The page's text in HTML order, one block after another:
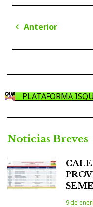
Navegación
entradas
Anterior
PLATAFORMA
Noticias Breves
9 de